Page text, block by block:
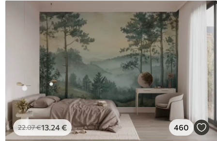
22.07€13.24€ 460